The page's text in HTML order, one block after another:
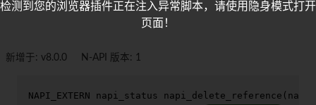
新增于: v8.0.0 N-API 版本: 1
NAPI_EXTERN napi_status napi_delete_reference
检测到您的浏览器插件正在注入异常脚本，请使用隐身模式打开
页面！